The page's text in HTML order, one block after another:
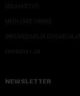
IZDAVAŠTVO
MEDIJSKE OBUKE
ORGANIZACIJA DOGADJAJA
EKONOM I JA
NEWSLETTER